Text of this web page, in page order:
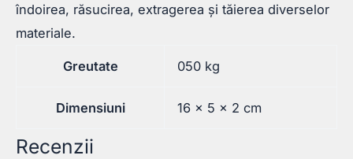
îndoirea, răsucirea, extragerea și tăierea diverselor
materiale.
Greutate 050 kg
Dimensiuni 16 × 5 × 2 cm
Recenzii